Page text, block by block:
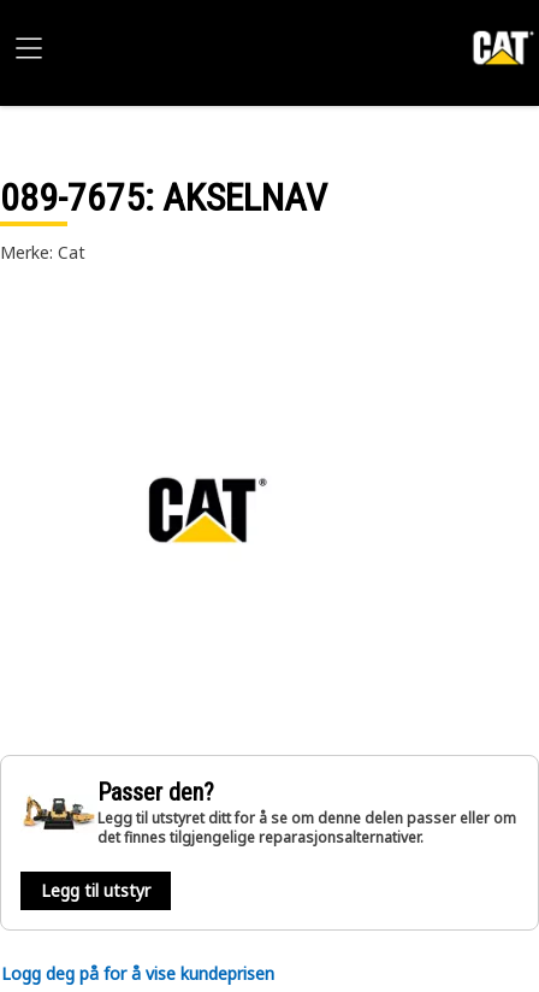
089-7675: AKSELNAV
Merke: Cat
Passer den?
Legg til utstyret ditt for å se om denne delen passer eller om
det finnes tilgjengelige reparasjonsalternativer.
Legg til utstyr
Logg deg på for å vise kundeprisen